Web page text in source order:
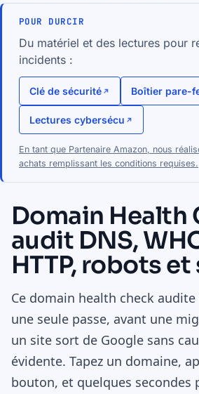
POUR DURCIR
Du matériel et des lectures pour
incidents :
Clé de sécurité Boîtier pare-
Lectures cybersécu
En tant que Partenaire Amazon, nous
achats remplissant les conditions requises.
Domain Health
audit DNS,
HTTP, robots
Ce domain health check
une seule passe, avant une
un site sort de Google sans
évidente. Tapez un domaine,
bouton, et quelques secondes